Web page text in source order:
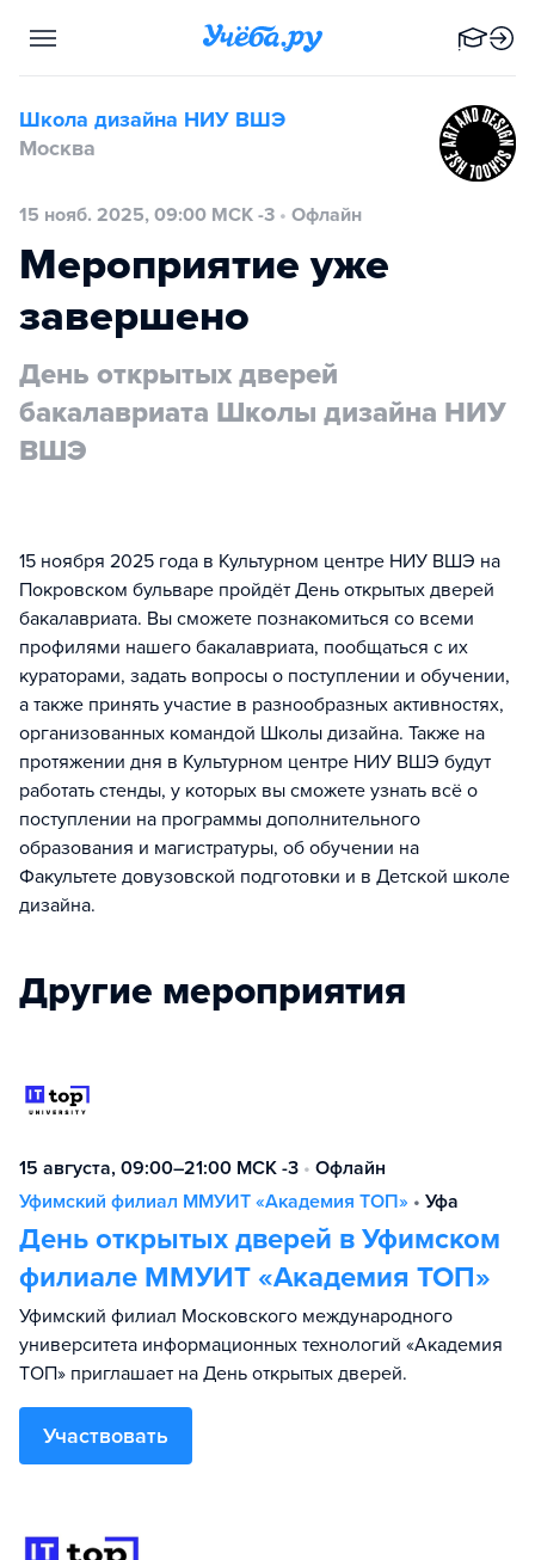
Школа дизайна НИУ ВШЭ
Москва
15 нояб. 2025, 09:00 МСК -3 • Офлайн
Мероприятие уже
завершено
День открытых дверей
бакалавриата Школы дизайна НИУ
ВШЭ
15 ноября 2025 года в Культурном центре НИУ ВШЭ на
Покровском бульваре пройдёт День открытых дверей
бакалавриата. Вы сможете познакомиться со всеми
профилями нашего бакалавриата, пообщаться с их
кураторами, задать вопросы о поступлении и обучении,
а также принять участие в разнообразных активностях,
организованных командой Школы дизайна. Также на
протяжении дня в Культурном центре НИУ ВШЭ будут
работать стенды, у которых вы сможете узнать всё о
поступлении на программы дополнительного
образования и магистратуры, об обучении на
Факультете довузовской подготовки и в Детской школе
дизайна.
Другие мероприятия
15 августа, 09:00–21:00 МСК -3 • Офлайн
Уфимский филиал ММУИТ «Академия ТОП» • Уфа
День открытых дверей в Уфимском
филиале ММУИТ «Академия ТОП»
Уфимский филиал Московского международного
университета информационных технологий «Академия
TOП» приглашает на День открытых дверей.
Участвовать